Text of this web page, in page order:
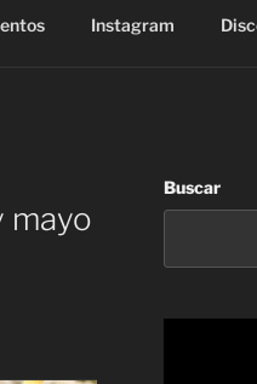
Instagram
mayo
Buscar